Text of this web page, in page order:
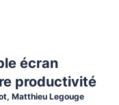
écran
productivité
Matthieu Legouge